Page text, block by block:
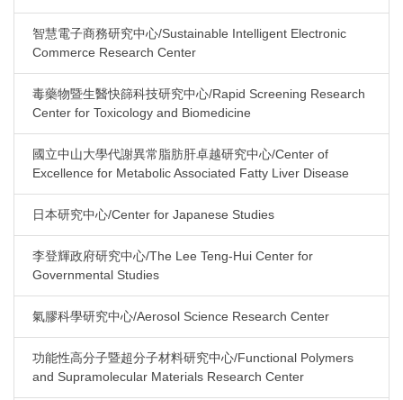
智慧電子商務研究中心/Sustainable Intelligent Electronic
Commerce Research Center
毒藥物暨生醫快篩科技研究中心/Rapid Screening Research
Center for Toxicology and Biomedicine
國立中山大學代謝異常脂肪肝卓越研究中心/Center of
Excellence for Metabolic Associated Fatty Liver Disease
日本研究中心/Center for Japanese Studies
李登輝政府研究中心/The Lee Teng-Hui Center for
Governmental Studies
氣膠科學研究中心/Aerosol Science Research Center
功能性高分子暨超分子材料研究中心/Functional Polymers
and Supramolecular Materials Research Center